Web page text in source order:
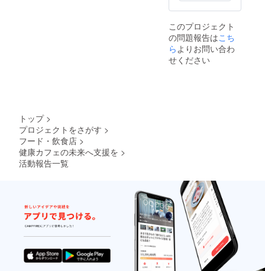
このプロジェクト
の問題報告はこち
ら よりお問い合わ
せください
トップ >
プロジェクトをさがす >
フード・飲食店 >
健康カフェの未来へ支援を >
活動報告一覧